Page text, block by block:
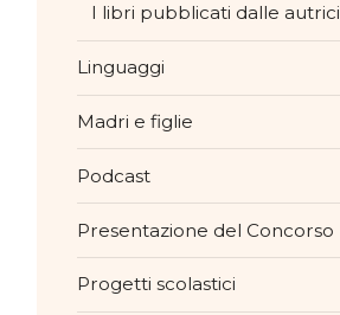
I libri pubblicati dalle autrici
Linguaggi
Madri e figlie
Podcast
Presentazione del Concorso
Progetti scolastici